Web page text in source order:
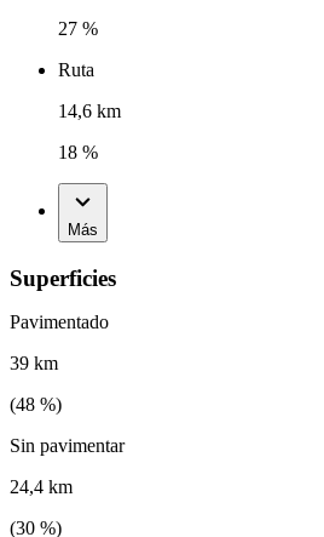
27 %
Ruta
14,6 km
18 %
Más
Superficies
Pavimentado
39 km
(48 %)
Sin pavimentar
24,4 km
(30 %)